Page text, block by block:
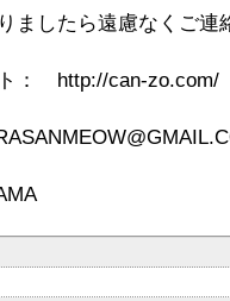
ましたら遠慮なくご連
： http://can-zo.com/